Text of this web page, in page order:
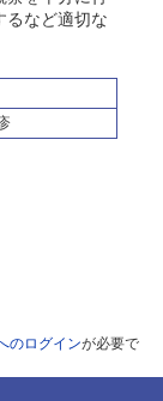
るなど適切な
のログインが必要で